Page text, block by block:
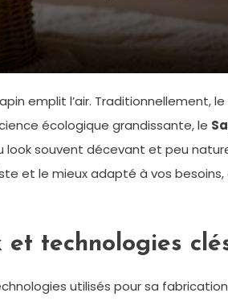
emplit l’air. Traditionnellement,
écologique grandissante, le
look souvent décevant et peu
et le mieux adapté à vos
technologies
utilisés pour sa